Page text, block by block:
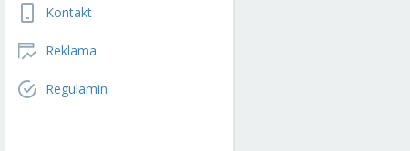
Kontakt
Reklama
Regulamin